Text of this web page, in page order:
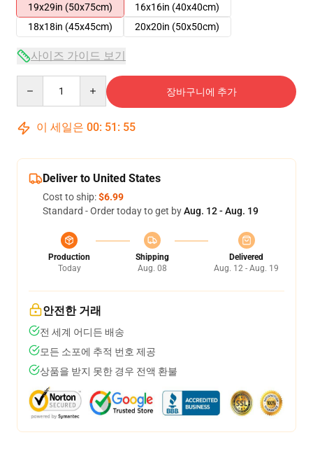
19x29in (50x75cm)
16x16in (40x40cm)
18x18in (45x45cm)
20x20in (50x50cm)
사이즈 가이드 보기
장바구니에 추가
이 세일은 00: 51 : 54
Deliver to United States
Cost to ship:$6.99
Standard - Order today to get byAug. 12 - Aug. 19
Production
Today
Shipping
Aug. 08
Delivered
Aug. 12 - Aug. 19
안전한 거래
전 세계 어디든 배송
모든 소포에 추적 번호 제공
상품을 받지 못한 경우 전액 환불